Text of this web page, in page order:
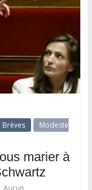
Brèves
Modeste
marier à
Aucun